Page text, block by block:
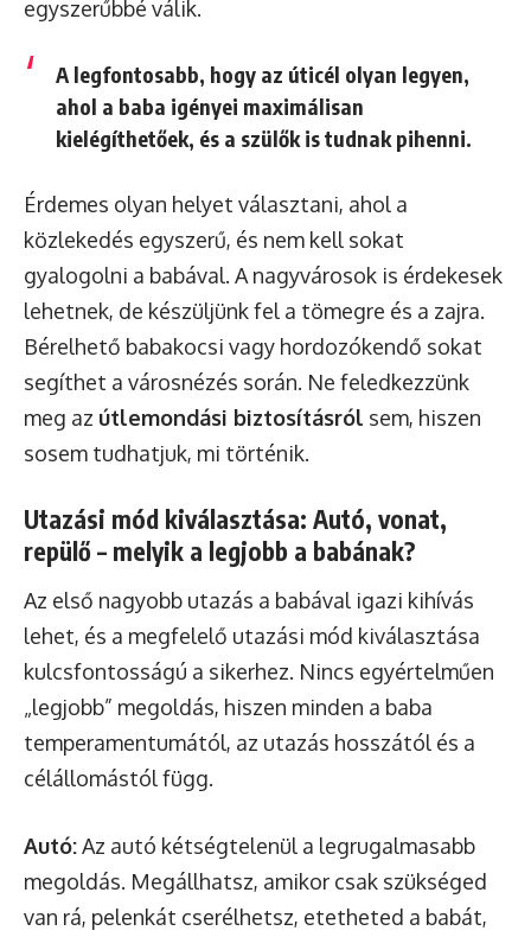
egyszerűbbé válik.
A legfontosabb, hogy az úticél olyan legyen,
ahol a baba igényei maximálisan
kielégíthetőek, és a szülők is tudnak pihenni.
Érdemes olyan helyet választani, ahol a
közlekedés egyszerű, és nem kell sokat
gyalogolni a babával. A nagyvárosok is érdekesek
lehetnek, de készüljünk fel a tömegre és a zajra.
Bérelhető babakocsi vagy hordozókendő sokat
segíthet a városnézés során. Ne feledkezzünk
meg az útlemondási biztosításról sem, hiszen
sosem tudhatjuk, mi történik.
Utazási mód kiválasztása: Autó, vonat,
repülő – melyik a legjobb a babának?
Az első nagyobb utazás a babával igazi kihívás
lehet, és a megfelelő utazási mód kiválasztása
kulcsfontosságú a sikerhez. Nincs egyértelműen
„legjobb” megoldás, hiszen minden a baba
temperamentumától, az utazás hosszától és a
célállomástól függ.
Autó:Az autó kétségtelenül a legrugalmasabb
megoldás. Megállhatsz, amikor csak szükséged
van rá, pelenkát cserélhetsz, etetheted a babát,